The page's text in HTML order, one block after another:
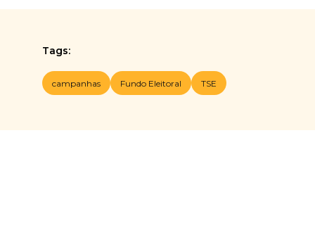
Tags:
campanhas Fundo Eleitoral TSE